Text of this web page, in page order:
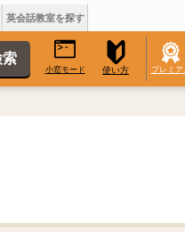
英会話教室を探す
小窓モード 使い方 プレミア